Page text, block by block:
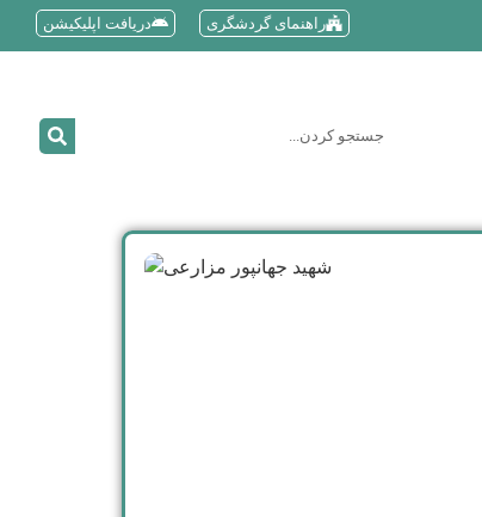
راهنمای گردشگری دریافت اپلیکیشن